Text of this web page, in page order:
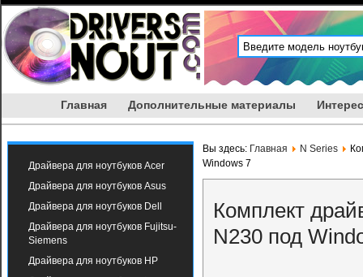
Главная Дополнительные материалы
Драйвера для ноутбуков Acer
Драйвера для ноутбуков Asus
Драйвера для ноутбуков Dell
Драйвера для ноутбуков Fujitsu-
Siemens
Драйвера для ноутбуков HP
Вы здесь: Главная N Series
Windows 7
Комплект
N230 под